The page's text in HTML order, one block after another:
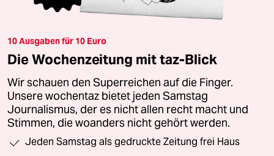
10 Ausgaben für 10 Euro
Die Wochenzeitung mit taz-Blick
Wir schauen den Superreichen auf die Finger.
Unsere wochentaz bietet jeden Samstag
Journalismus, der es nicht allen recht macht und
Stimmen, die woanders nicht gehört werden.
Jeden Samstag als gedruckte Zeitung frei Haus